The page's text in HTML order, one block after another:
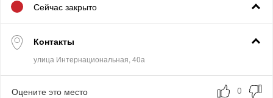
Сейчас закрыто
Контакты
Оцените это место